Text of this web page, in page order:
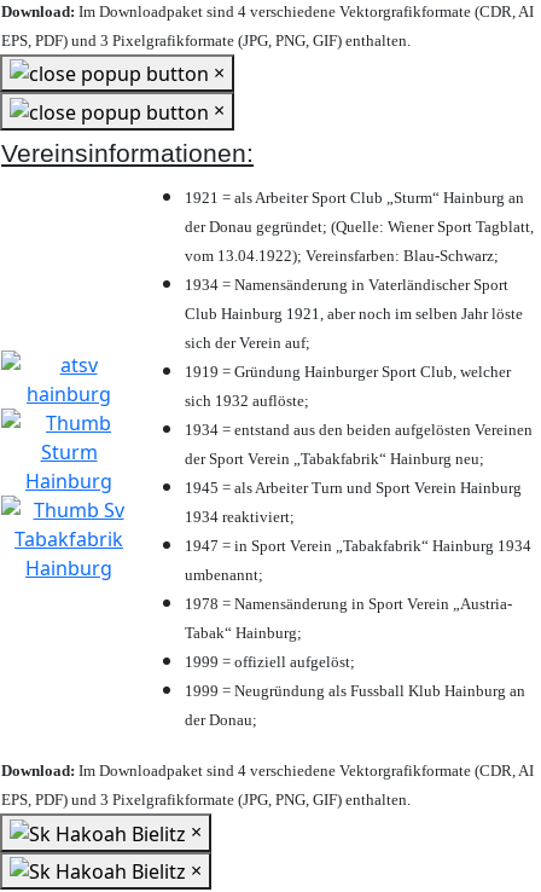
Download: Im Downloadpaket sind 4 verschiedene Vektorgrafikformate (CDR, AI
EPS, PDF) und 3 Pixelgrafikformate (JPG, PNG, GIF) enthalten.
×
×
Vereinsinformationen:
1921 = als Arbeiter Sport Club „Sturm“ Hainburg an
der Donau gegründet; (Quelle: Wiener Sport Tagblatt,
vom 13.04.1922); Vereinsfarben: Blau-Schwarz;
1934 = Namensänderung in Vaterländischer Sport
Club Hainburg 1921, aber noch im selben Jahr löste
sich der Verein auf;
1919 = Gründung Hainburger Sport Club, welcher
sich 1932 auflöste;
1934 = entstand aus den beiden aufgelösten Vereinen
der Sport Verein „Tabakfabrik“ Hainburg neu;
1945 = als Arbeiter Turn und Sport Verein Hainburg
1934 reaktiviert;
1947 = in Sport Verein „Tabakfabrik“ Hainburg 1934
umbenannt;
1978 = Namensänderung in Sport Verein „Austria-
Tabak“ Hainburg;
1999 = offiziell aufgelöst;
1999 = Neugründung als Fussball Klub Hainburg an
der Donau;
Download: Im Downloadpaket sind 4 verschiedene Vektorgrafikformate (CDR, AI
EPS, PDF) und 3 Pixelgrafikformate (JPG, PNG, GIF) enthalten.
×
×